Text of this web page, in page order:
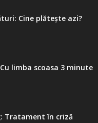
Cine plătește azi?
limba scoasa 3 minute
Tratament în criză